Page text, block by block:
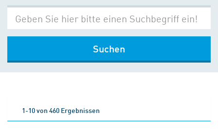
Suchen
1-10 von 460 Ergebnissen